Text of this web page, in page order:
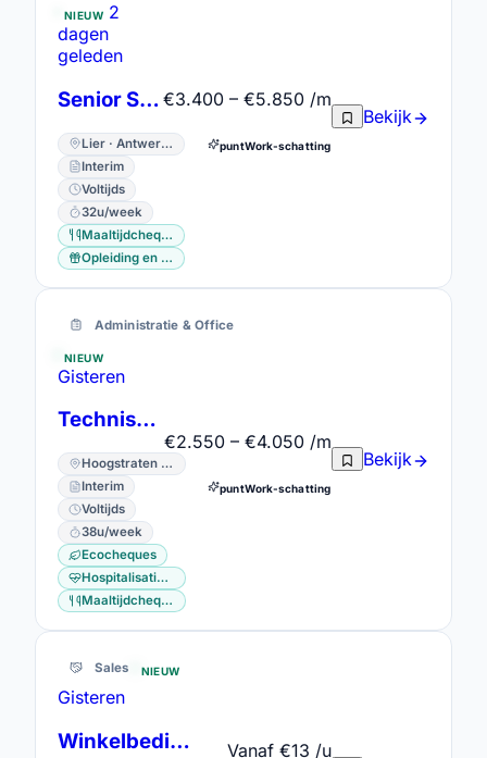
NIEUW 2
dagen
geleden
Senior Sales Advisor | ZEB Lier
Lier · Antwerpen
Interim
Voltijds
32u/week
Maaltijdcheques
Opleiding en vorming
€3.400 – €5.850 /m
puntWork-schatting
Bekijk
Administratie & Office
NIEUW
Gisteren
Technisch administratief medewerker inkoop
Hoogstraten · Antwerpen
Interim
Voltijds
38u/week
Ecocheques
Hospitalisatieverzekering
Maaltijdcheques
€2.550 – €4.050 /m
puntWork-schatting
Bekijk
Sales NIEUW
Gisteren
Winkelbediende Vanaf €13 /u